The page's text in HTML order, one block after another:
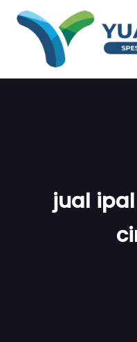
content
jual